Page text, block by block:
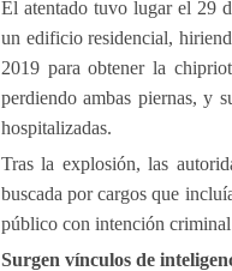
El atentado tuvo lugar el 29
un edificio residencial,
2019 para obtener la
perdiendo ambas piernas, y
hospitalizadas.
Tras la explosión, las
buscada por cargos que
público con intención
Surgen vínculos de